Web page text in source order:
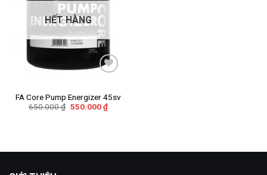
HẾT HÀNG
FA Core Pump Energizer 45sv
650.000₫ Giá
550.000₫Giá
hiện